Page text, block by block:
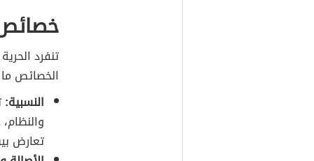
تنفرد
الخصائص
النسبية:
تعارض